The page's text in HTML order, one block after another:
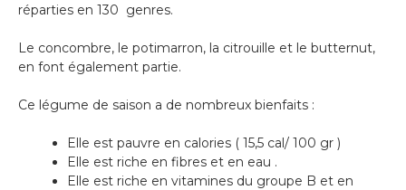
réparties en 130 genres.
Le concombre, le potimarron, la citrouille et le butternut,
en font également partie.
Ce légume de saison a de nombreux bienfaits :
Elle est pauvre en calories ( 15,5 cal/ 100 gr )
Elle est riche en fibres et en eau .
Elle est riche en vitamines du groupe B et en